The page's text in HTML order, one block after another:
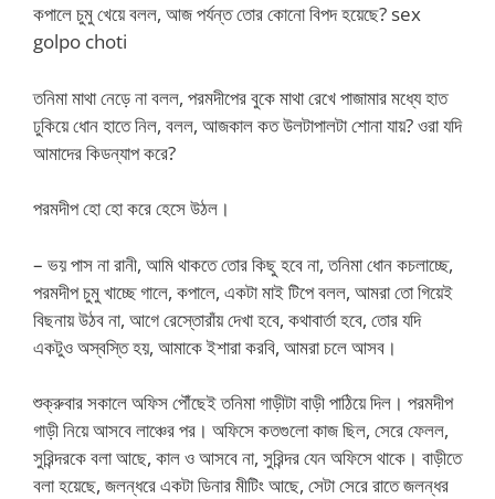
কপালে চুমু খেয়ে বলল, আজ পর্যন্ত তোর কোনো বিপদ হয়েছে? sex
golpo choti
তনিমা মাথা নেড়ে না বলল, পরমদীপের বুকে মাথা রেখে পাজামার মধ্যে হাত
ঢুকিয়ে ধোন হাতে নিল, বলল, আজকাল কত উলটাপালটা শোনা যায়? ওরা যদি
আমাদের কিডন্যাপ করে?
পরমদীপ হো হো করে হেসে উঠল।
– ভয় পাস না রানী, আমি থাকতে তোর কিছু হবে না, তনিমা ধোন কচলাচ্ছে,
পরমদীপ চুমু খাচ্ছে গালে, কপালে, একটা মাই টিপে বলল, আমরা তো গিয়েই
বিছনায় উঠব না, আগে রেস্তোরাঁয় দেখা হবে, কথাবার্তা হবে, তোর যদি
একটুও অস্বস্তি হয়, আমাকে ইশারা করবি, আমরা চলে আসব।
শুক্রুবার সকালে অফিস পৌঁছেই তনিমা গাড়ীটা বাড়ী পাঠিয়ে দিল। পরমদীপ
গাড়ী নিয়ে আসবে লাঞ্চের পর। অফিসে কতগুলো কাজ ছিল, সেরে ফেলল,
সুরিন্দরকে বলা আছে, কাল ও আসবে না, সুরিন্দর যেন অফিসে থাকে। বাড়ীতে
বলা হয়েছে, জলন্ধরে একটা ডিনার মীটিং আছে, সেটা সেরে রাতে জলন্ধর